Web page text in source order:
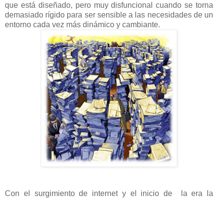
que está diseñado, pero muy disfuncional cuando se torna
demasiado rígido para ser sensible a las necesidades de un
entorno cada vez más dinámico y cambiante.
Con el surgimiento de internet y el inicio de la era la